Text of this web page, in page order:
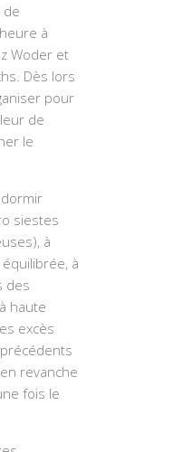
de
à
Woder et
Dès lors
pour
de
le
siestes
à
à
des
haute
excès
revanche
fois le